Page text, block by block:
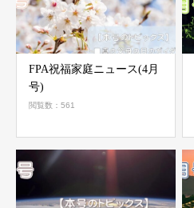
FPA祝福家庭ニュース(4月
号)
閲覧数：561